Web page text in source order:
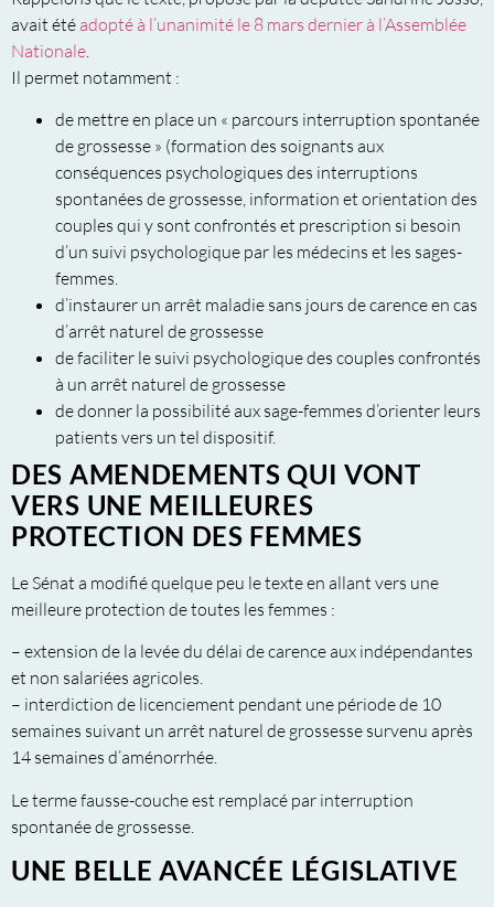
avait été adopté à l’unanimité le 8 mars dernier à l’Assemblée
Nationale
Il permet notamment :
de mettre en place un « parcours interruption spontanée
de grossesse » (formation des soignants aux
conséquences psychologiques des interruptions
spontanées de grossesse, information et orientation des
couples qui y sont confrontés et prescription si besoin
d’un suivi psychologique par les médecins et les sages-
femmes.
d’instaurer un arrêt maladie sans jours de carence en cas
d’arrêt naturel de grossesse
de faciliter le suivi psychologique des couples confrontés
à un arrêt naturel de grossesse
de donner la possibilité aux sage-femmes d’orienter leurs
patients vers un tel dispositif.
DES AMENDEMENTS QUI VONT
VERS UNE MEILLEURES
PROTECTION DES FEMMES
Le Sénat a modifié quelque peu le texte en allant vers une
meilleure protection de toutes les femmes :
– extension de la levée du délai de carence aux indépendantes
et non salariées agricoles.
– interdiction de licenciement pendant une période de 10
semaines suivant un arrêt naturel de grossesse survenu après
14 semaines d’aménorrhée.
Le terme fausse-couche est remplacé par interruption
spontanée de grossesse.
UNE BELLE AVANCÉE LÉGISLATIVE